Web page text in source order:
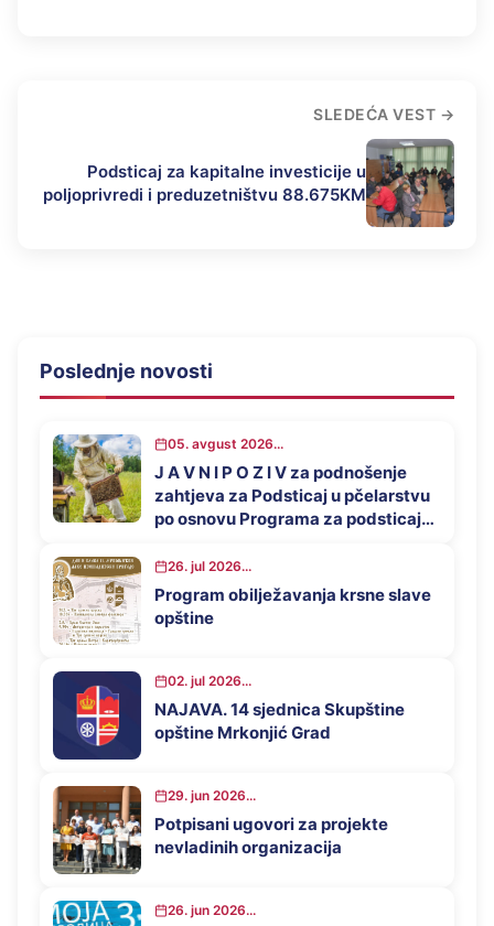
SLEDEĆA VEST
Podsticaj za kapitalne investicije u
poljoprivredi i preduzetništvu 88.675KM
Poslednje novosti
05. avgust 2026...
J A V N I P O Z I V za podnošenje
zahtjeva za Podsticaj u pčelarstvu
po osnovu Programa za podsticaj
Mrkonjić Grad u 2026. godini
26. jul 2026...
Program obilježavanja krsne slave
opštine
02. jul 2026...
NAJAVA. 14 sjednica Skupštine
opštine Mrkonjić Grad
29. jun 2026...
Potpisani ugovori za projekte
nevladinih organizacija
26. jun 2026...